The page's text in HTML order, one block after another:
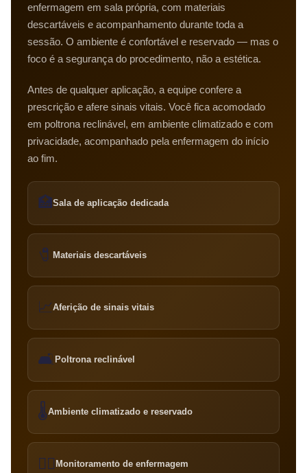
enfermagem em sala própria, com materiais
descartáveis e acompanhamento durante toda a
sessão. O ambiente é confortável e reservado — mas o
foco é a segurança do procedimento, não a estética.
Antes de qualquer aplicação, a equipe confere a
prescrição e afere sinais vitais. Você fica acomodado
em poltrona reclinável, em ambiente climatizado e com
privacidade, acompanhado pela enfermagem do início
ao fim.
🏥Sala de aplicação dedicada
🧷 Materiais descartáveis
📈Aferição de sinais vitais
🛋️ Poltrona reclinável
🌡️Ambiente climatizado e reservado
👩‍⚕️ Monitoramento de enfermagem